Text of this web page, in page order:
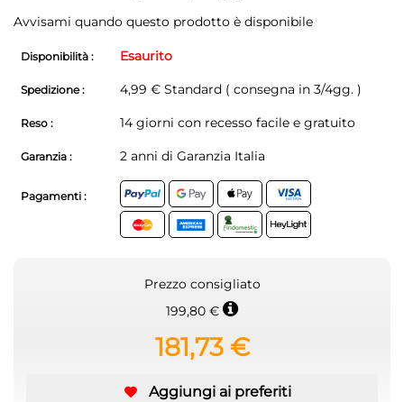
Avvisami quando questo prodotto è disponibile
Disponibilità : Esaurito
Spedizione : 4,99 € Standard ( consegna in 3/4gg. )
Reso : 14 giorni con recesso facile e gratuito
Garanzia : 2 anni di Garanzia Italia
Pagamenti :
Prezzo consigliato
199,80 €
181,73 €
Aggiungi ai preferiti